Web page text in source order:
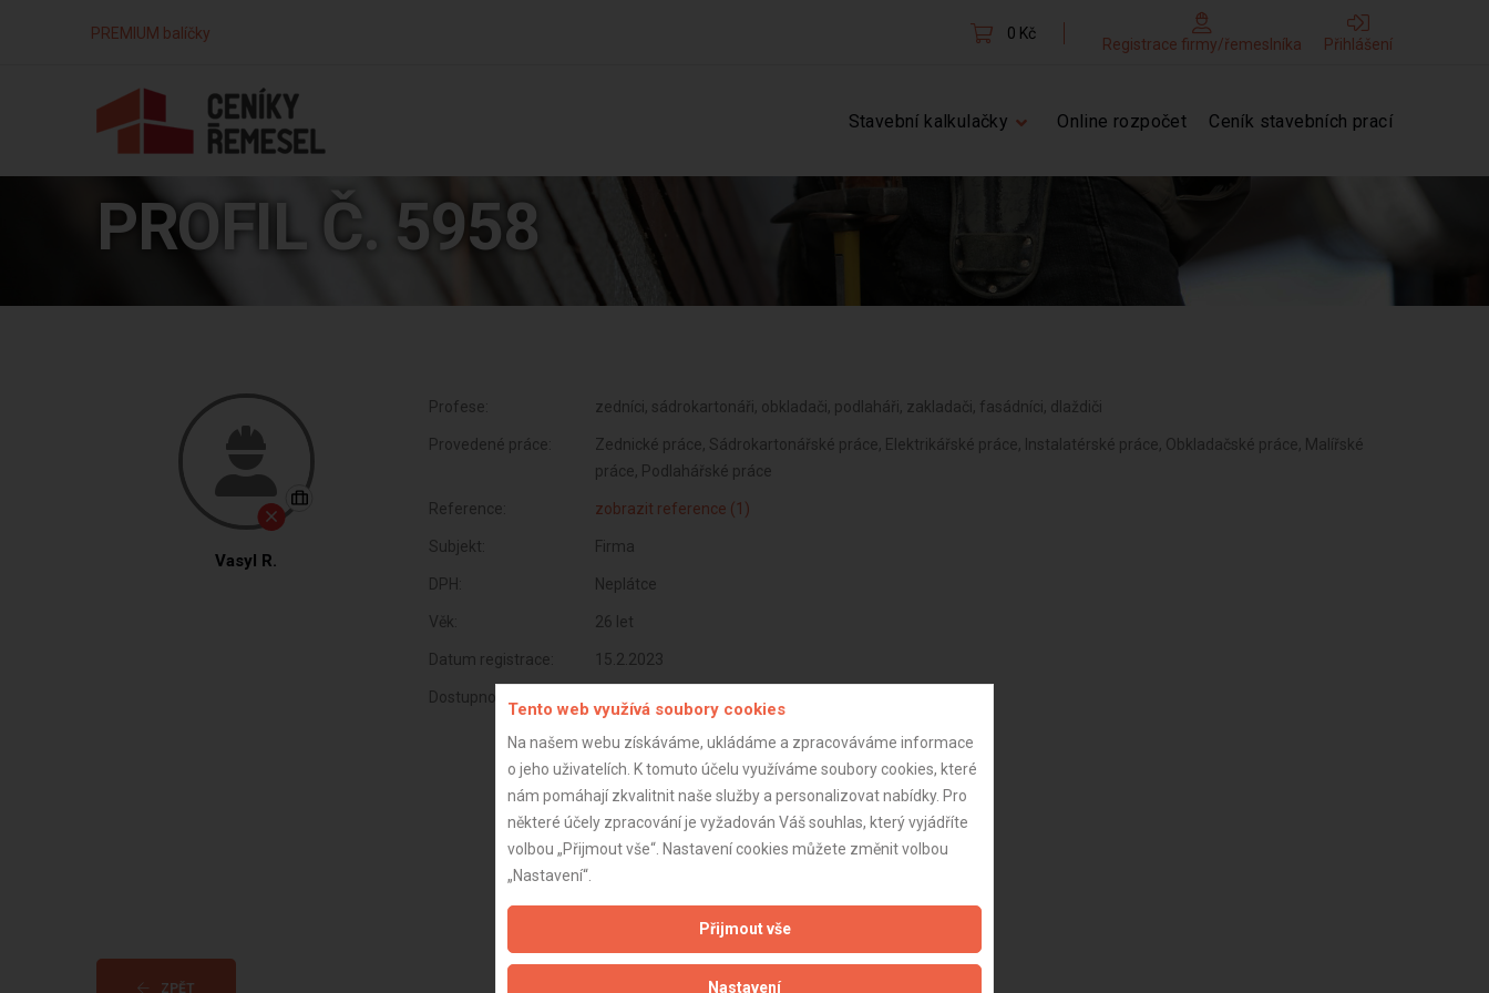
PREMIUM balíčky 0 Kč
Registrace firmy/řemeslníka Přihlášení
Stavební kalkulačky Online rozpočet Ceník stavebních prací
PROFIL Č. 5958
Vasyl R.
Profese: zedníci, sádrokartonáři, obkladači, podlaháři, zakladači, fasádníci, dlaždiči
Provedené práce:
Zednické práce, Sádrokartonářské práce, Elektrikářské práce, Instalatérské práce, Obkladačské práce, Malířské
práce, Podlahářské práce
Reference: zobrazit reference (1)
Subjekt: Firma
DPH: Neplátce
Věk: 26 let
Datum registrace: 15.2.2023
Dostupnost:
ZPĚT
Tento web využívá soubory cookies
Na našem webu získáváme, ukládáme a zpracováváme informace
o jeho uživatelích. K tomuto účelu využíváme soubory cookies, které
nám pomáhají zkvalitnit naše služby a personalizovat nabídky. Pro
některé účely zpracování je vyžadován Váš souhlas, který vyjádříte
volbou „Přijmout vše“. Nastavení cookies můžete změnit volbou
„Nastavení“.
Přijmout vše
Nastavení